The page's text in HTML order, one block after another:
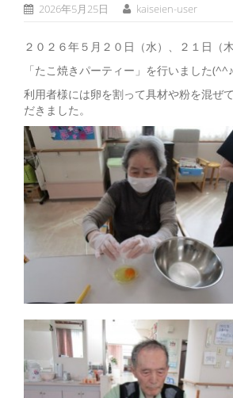
2026年5月25日 kaiseien-user
２０２６年５月２０日（水）、２１日（木
「たこ焼きパーティー」を行いました(^^♪
利用者様には卵を割って具材や粉を混ぜ
だきました。